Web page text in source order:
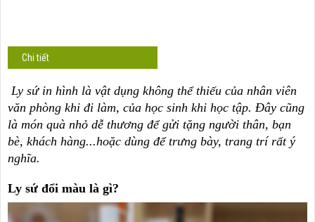
Chi tiết
Ly sứ in hình là vật dụng không thể thiếu của nhân viên
văn phòng khi đi làm, của học sinh khi học tập. Đây cũng
là món quà nhỏ dễ thương để gửi tặng người thân, bạn
bè, khách hàng...hoặc dùng để trưng bày, trang trí rất ý
nghĩa.
Ly sứ đổi màu là gì?